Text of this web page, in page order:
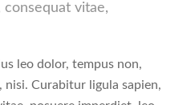
consequat vitae,
leo dolor, tempus non,
Curabitur ligula sapien,